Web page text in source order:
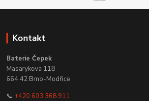
Kontakt
Baterie Čepek
Masarykova 118
664 42 Brno-Modřice
📞 +420 603 368 911